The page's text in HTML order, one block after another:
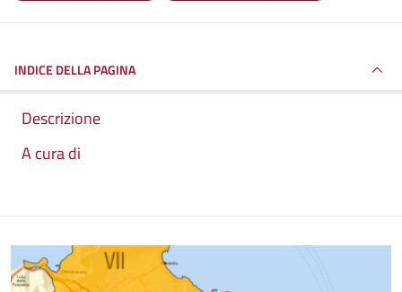
INDICE DELLA PAGINA
Descrizione
A cura di